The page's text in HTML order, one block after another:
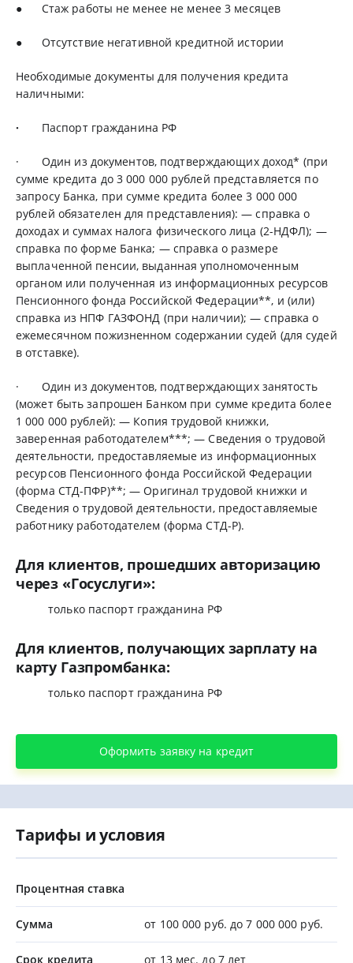
● Стаж работы не менее не менее 3 месяцев
● Отсутствие негативной кредитной истории
Необходимые документы для получения кредита
наличными:
· Паспорт гражданина РФ
· Один из документов, подтверждающих доход* (при
сумме кредита до 3 000 000 рублей представляется по
запросу Банка, при сумме кредита более 3 000 000
рублей обязателен для представления): — справка о
доходах и суммах налога физического лица (2-НДФЛ); —
справка по форме Банка; — справка о размере
выплаченной пенсии, выданная уполномоченным
органом или полученная из информационных ресурсов
Пенсионного фонда Российской Федерации**, и (или)
справка из НПФ ГАЗФОНД (при наличии); — справка о
ежемесячном пожизненном содержании судей (для судей
в отставке).
· Один из документов, подтверждающих занятость
(может быть запрошен Банком при сумме кредита более
1 000 000 рублей): — Копия трудовой книжки,
заверенная работодателем***; — Сведения о трудовой
деятельности, предоставляемые из информационных
ресурсов Пенсионного фонда Российской Федерации
(форма СТД-ПФР)**; — Оригинал трудовой книжки и
Сведения о трудовой деятельности, предоставляемые
работнику работодателем (форма СТД-Р).
Для клиентов, прошедших авторизацию
через «Госуслуги»:
только паспорт гражданина РФ
Для клиентов, получающих зарплату на
карту Газпромбанка:
только паспорт гражданина РФ
Оформить заявку на кредит
Тарифы и условия
Процентная ставка
Сумма от 100 000 руб. до 7 000 000 руб.
Срок кредита от 13 мес. до 7 лет